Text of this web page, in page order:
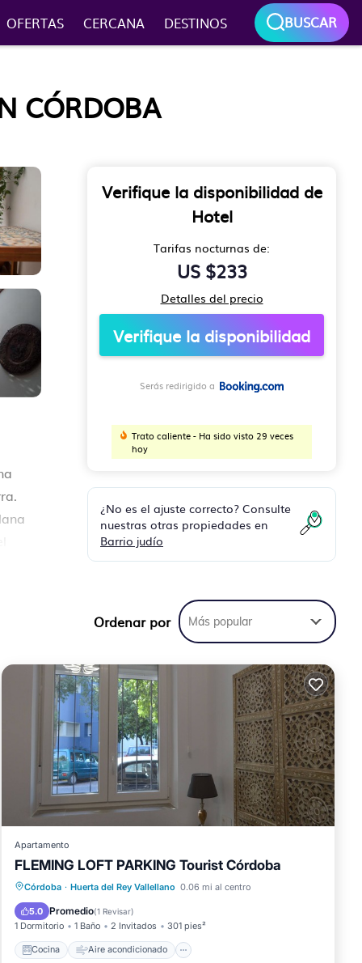
OFERTAS CERCANA DESTINOS BUSCAR
CÓRDOBA
.
Verifique la disponibilidad de
Hotel
Tarifas nocturnas de:
US $233
Detalles del precio
Verifique la disponibilidad
Serás redirigido a
Trato caliente - Ha sido visto 29 veces
hoy
¿No es el ajuste correcto? Consulte
nuestras otras propiedades en
Barrio judío
Ordenar por Más popular
Apartamento
FLEMING LOFT PARKING Tourist Córdoba
Córdoba · Huerta del Rey Vallellano 0.06 mi al centro
5.0 Promedio(1 Revisar)
1 Dormitorio 1 Baño 2 Invitados 301 pies²
Cocina Aire acondicionado
Cocina Aire acondicionado
Internet
Apto para niños